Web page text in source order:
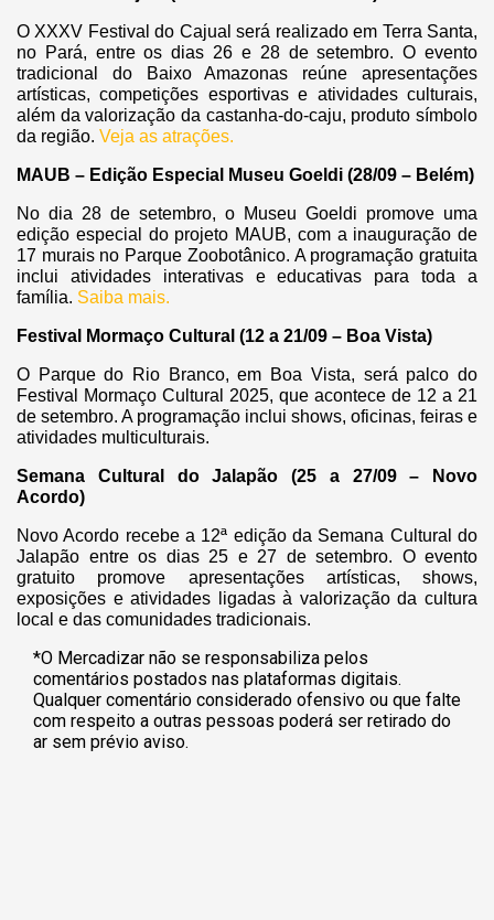
O XXXV Festival do Cajual será realizado em Terra Santa,
no Pará, entre os dias 26 e 28 de setembro.O evento
tradicional do Baixo Amazonas reúne apresentações
artísticas, competições esportivas e atividades culturais,
além da valorização da castanha-do-caju, produto símbolo
da região. Veja as atrações.
MAUB – Edição Especial Museu Goeldi (28/09 – Belém)
No dia 28 de setembro, o Museu Goeldi promove uma
edição especial do projeto MAUB, com a inauguração de
17 murais no Parque Zoobotânico. A programação gratuita
inclui atividades interativas e educativas para toda a
família. Saiba mais.
Festival Mormaço Cultural (12 a 21/09 – Boa Vista)
O Parque do Rio Branco, em Boa Vista, será palco do
Festival Mormaço Cultural 2025, que acontece de 12 a 21
de setembro. A programação inclui shows, oficinas, feiras e
atividades multiculturais.
Semana Cultural do Jalapão (25 a 27/09 – Novo
Acordo)
Novo Acordo recebe a 12ª edição da Semana Cultural do
Jalapão entre os dias 25 e 27 de setembro. O evento
gratuito promove apresentações artísticas, shows,
exposições e atividades ligadas à valorização da cultura
local e das comunidades tradicionais.
*O Mercadizar não se responsabiliza pelos
comentários postados nas plataformas digitais.
Qualquer comentário considerado ofensivo ou que falte
com respeito a outras pessoas poderá ser retirado do
ar sem prévio aviso.